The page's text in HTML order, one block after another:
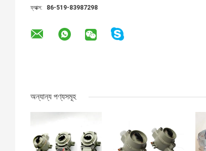
ফ্যাক্স:
86-519-83987298
অন্যান্য পণ্যসমূহ